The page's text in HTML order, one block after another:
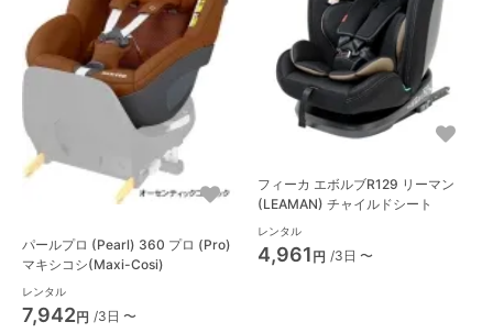
パールプロ (Pearl) 360 プロ (Pro)
マキシコシ(Maxi-Cosi)
レンタル
7,942円 /3日 〜
フィーカ エボルブR129 リーマン
(LEAMAN) チャイルドシート
レンタル
4,961 円 /3日 〜